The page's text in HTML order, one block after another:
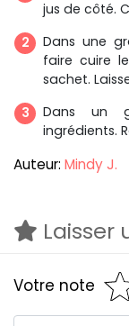
jus de côté.
Dans une
faire cuire
sachet.
Dans un
ingrédients.
Auteur: Mindy J.
Votre note